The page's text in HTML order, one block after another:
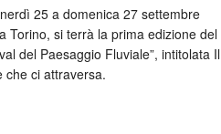
25 a domenica 27 settembre
Torino, si terrà la prima edizione del
del Paesaggio Fluviale”, intitolata Il
che ci attraversa.